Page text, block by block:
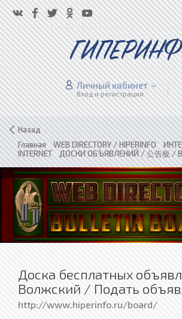
Личный кабинет
Вход и регистрация
Назад
Главная»WEB DIRECTORY / HIPERINFO»
INTERNET»ДОСКИ ОБЪЯВЛЕНИЙ / 公告板 /
Доска бесплатных
Волжский / Подать
http://www.hiperinfo.ru/board/